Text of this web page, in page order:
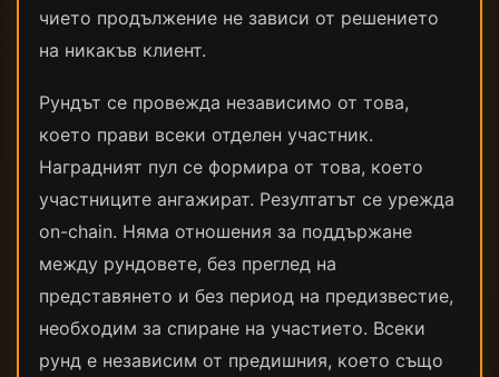
чието продължение не зависи от решението
на никакъв клиент.
Рундът се провежда независимо от това,
което прави всеки отделен участник.
Наградният пул се формира от това, което
участниците ангажират. Резултатът се урежда
on-chain. Няма отношения за поддържане
между рундовете, без преглед на
представянето и без период на предизвестие,
необходим за спиране на участието. Всеки
рунд е независим от предишния, което също